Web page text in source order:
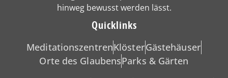
hinweg bewusst werden lässt.
Quicklinks
MeditationszentrenKlösterGästehäuser
Orte des GlaubensParks & Gärten